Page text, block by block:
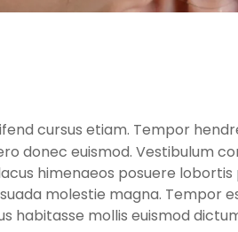
cursus etiam. Tempor
donec euismod. Vestibulum
himenaeos posuere lobortis
molestie magna. Tempor
habitasse mollis euismod